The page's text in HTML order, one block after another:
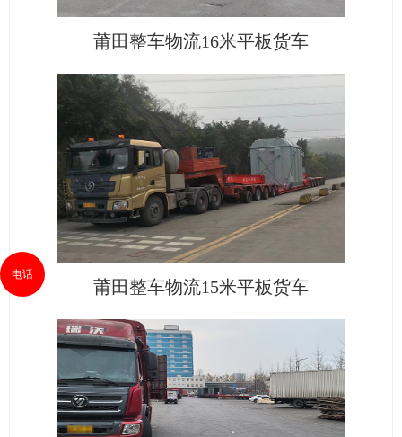
莆田整车物流16米平板货车
莆田整车物流15米平板货车
电话